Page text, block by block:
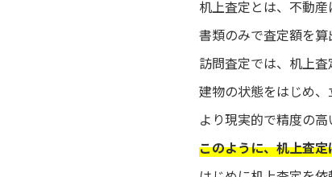
机上査定とは、不動
書類のみで査定額を算
訪問査定では、机上
建物の状態をはじめ、
より現実的で精度の高
このように、机上査